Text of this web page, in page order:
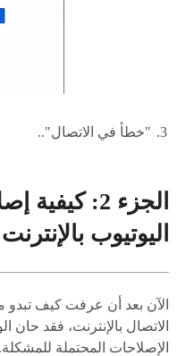
"خطأ في الاتصال"..
الجزء 2:
اليوتيوب بالإنترنت
الآن بعد أن عرفت كيف
الاتصال بالإنترنت، فقد
الإصلاحات المحتملة